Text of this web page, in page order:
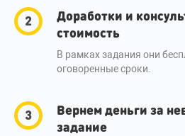
Доработки и
стоимость
В рамках задания они
оговоренные сроки.
Вернем деньги за
задание